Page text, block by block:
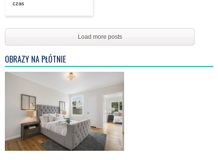
czas
Load more posts
OBRAZY NA PŁÓTNIE